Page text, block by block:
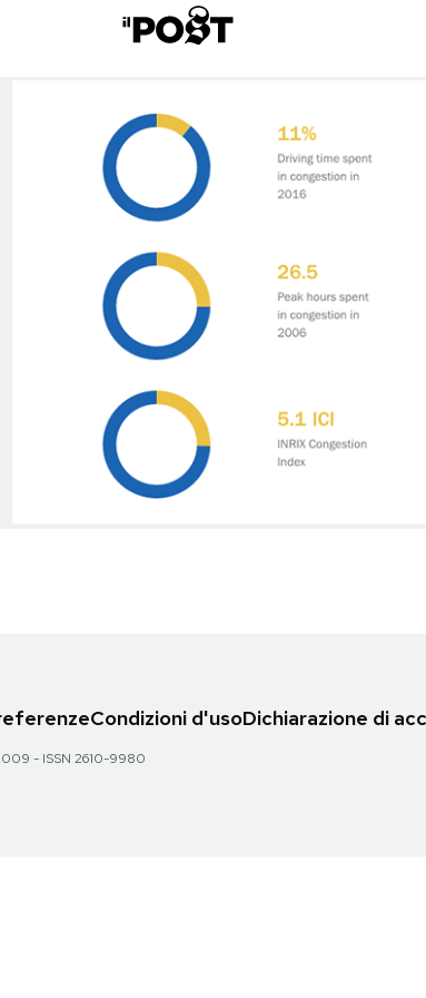
Condizioni d'usoDichiarazione di
- ISSN 2610-9980